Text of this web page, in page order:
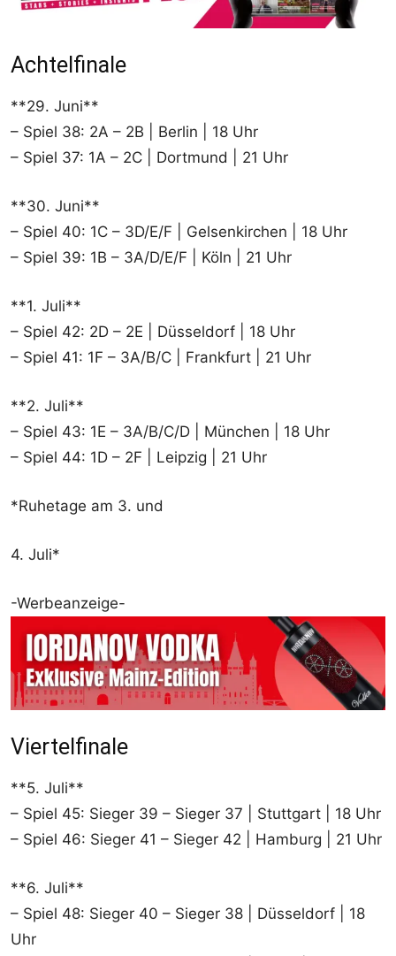
Achtelfinale
**29. Juni**
– Spiel 38: 2A – 2B | Berlin | 18 Uhr
– Spiel 37: 1A – 2C | Dortmund | 21 Uhr
**30. Juni**
– Spiel 40: 1C – 3D/E/F | Gelsenkirchen | 18 Uhr
– Spiel 39: 1B – 3A/D/E/F | Köln | 21 Uhr
**1. Juli**
– Spiel 42: 2D – 2E | Düsseldorf | 18 Uhr
– Spiel 41: 1F – 3A/B/C | Frankfurt | 21 Uhr
**2. Juli**
– Spiel 43: 1E – 3A/B/C/D | München | 18 Uhr
– Spiel 44: 1D – 2F | Leipzig | 21 Uhr
*Ruhetage am 3. und
4. Juli*
-Werbeanzeige-
Viertelfinale
**5. Juli**
– Spiel 45: Sieger 39 – Sieger 37 | Stuttgart | 18 Uhr
– Spiel 46: Sieger 41 – Sieger 42 | Hamburg | 21 Uhr
**6. Juli**
– Spiel 48: Sieger 40 – Sieger 38 | Düsseldorf | 18
Uhr